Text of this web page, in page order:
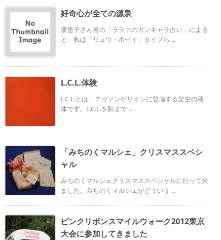
好奇心が全ての源泉
潘恵子さん著の「ララァのガンキャラ占い」による
と、私は「リュウ・ホセイ」タイプら ...
L.C.L.体験
L.C.L.とは、ヱヴァンゲリオンに登場する架空の液
体です。L.C.L.を肺まで ...
「みちのくマルシェ」クリスマススペシ
ャル
みちのくマルシェクリスマススペシャルに行って来
ました。みちのくマルシェがどういう ...
ピンクリボンスマイルウォーク2012東京
大会に参加してきました